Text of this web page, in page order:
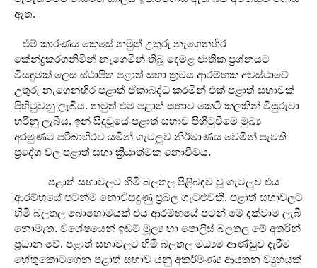
ඇත.
එම් කාරණය කෙසේ නමුත් උතුරු නැගෙනහිර
කේන්ද්‍රකරගනිමින් නැගෙමින් තිබූ දෙමළ ජාතික ප්‍රශ්නයට
විසඳුමක් ලෙස ස්ථාපිත පළාත් සභා ක්‍රමය ආරම්භක අවස්ථාවේ
උතුරු නැගෙනහිර පළාත් ඒකාබද්ධ කරමින් එක් පළාත් සභාවක්
පිහිටුවනු ලැබීය. නමුත් එම පළාත් සභාව කෙටි කලකින් විසුරුවා
හරිනු ලැබීය. ඉන් සිදුවූයේ පළාත් සභාව පිහිටුවීමේ මුඛ්‍ය
අරමුණට පරිබාහිරව යමින් ගැටලුව නිර්මාණය වෙමින් පැවති
ප්‍රදේශ වල පළාත් සභා ක්‍රියාත්මක නොවීමය.
පළාත් සභාවලට හිමි බලතල පිළිබඳව වූ ගැටලුව එය
ආරම්භයේ පටන්ම නොවිසඳුණු ප්‍රබල ගැටළුවකි. පළාත් සභාවලට
හිමි බලතල බොහොමයක් එය ආරම්භයේ පටන් මේ දක්වාම ලැබී
නොමැත. විශේෂයෙන් ඉඩම් මූල්‍ය හා පොලිස් බලතල මේ අතරින්
ප්‍රධාන වේ. පළාත් සභාවලට හිමි බලතල මධ්‍යම ආණ්ඩුව දැරීම
හේතුකොටගෙන පළාත් සභාව යනු අකර්මණ්‍ය ආයතන ව්‍යුහයක්